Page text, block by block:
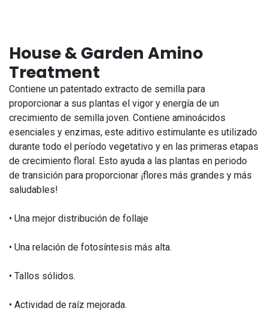
House & Garden Amino
Treatment
Contiene un patentado extracto de semilla para
proporcionar a sus plantas el vigor y energía de un
crecimiento de semilla joven. Contiene aminoácidos
esenciales y enzimas, este aditivo estimulante es utilizado
durante todo el período vegetativo y en las primeras etapas
de crecimiento floral. Esto ayuda a las plantas en periodo
de transición para proporcionar ¡flores más grandes y más
saludables!
• Una mejor distribución de follaje
• Una relación de fotosíntesis más alta.
• Tallos sólidos.
• Actividad de raíz mejorada.